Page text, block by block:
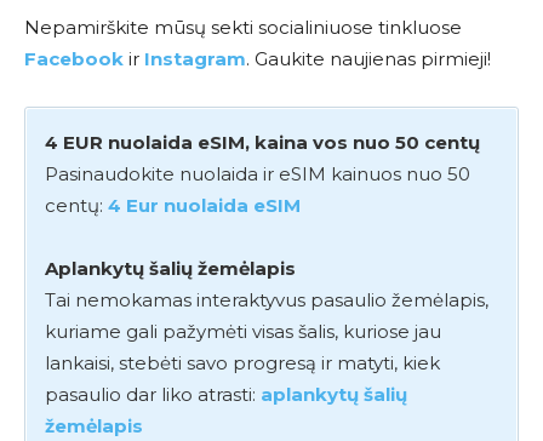
Nepamirškite mūsų sekti socialiniuose tinkluose
Facebook ir Instagram. Gaukite naujienas pirmieji!
4 EUR nuolaida eSIM, kaina vos nuo 50 centų
Pasinaudokite nuolaida ir eSIM kainuos nuo 50
centų: 4 Eur nuolaida eSIM
Aplankytų šalių žemėlapis
Tai nemokamas interaktyvus pasaulio žemėlapis,
kuriame gali pažymėti visas šalis, kuriose jau
lankaisi, stebėti savo progresą ir matyti, kiek
pasaulio dar liko atrasti: aplankytų šalių
žemėlapis